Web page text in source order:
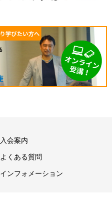
入会案内
よくある質問
インフォメーション